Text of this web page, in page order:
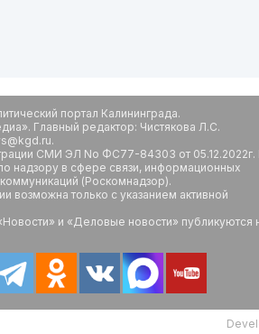
портал Калининграда.
Главный редактор: Чистякова Л.С.
СМИ ЭЛ No ФС77-84303 от
надзору в сфере связи, информационных
(Роскомнадзор).
возможна только с указанием активной
и «Деловые новости» публикуются